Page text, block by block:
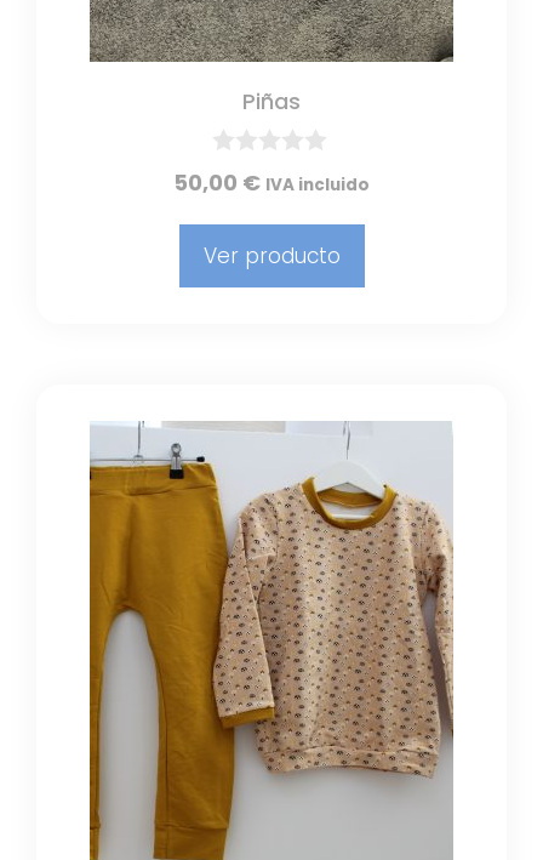
Piñas
0
d
50,00 € IVA incluido
Ver producto